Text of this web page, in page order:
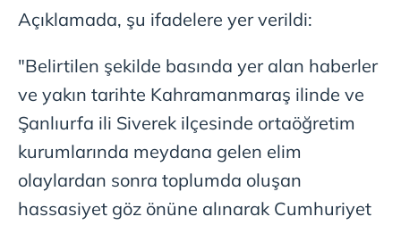
Açıklamada, şu ifadelere yer verildi:
"Belirtilen şekilde basında yer alan haberler
ve yakın tarihte Kahramanmaraş ilinde ve
Şanlıurfa ili Siverek ilçesinde ortaöğretim
kurumlarında meydana gelen elim
olaylardan sonra toplumda oluşan
hassasiyet göz önüne alınarak Cumhuriyet